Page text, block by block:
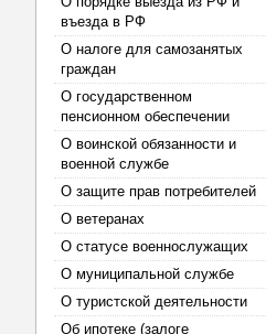
въезда в РФ
О налоге для самозанятых
граждан
О государственном
пенсионном обеспечении
О воинской обязанности и
военной службе
О защите прав потребителей
О ветеранах
О статусе военнослужащих
О муниципальной службе
О туристской деятельности
Об ипотеке (залоге